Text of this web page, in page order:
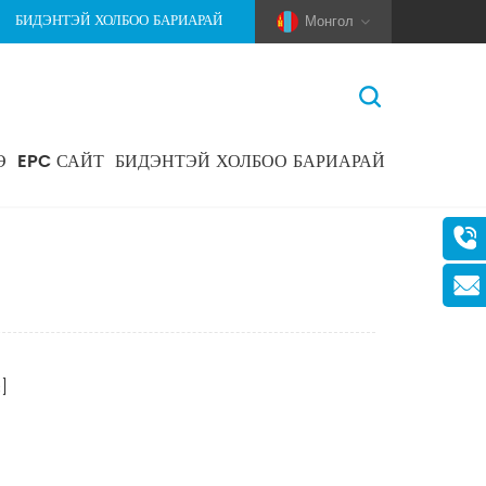
Монгол
БИДЭНТЭЙ ХОЛБОО БАРИАРАЙ
EPC САЙТ БИДЭНТЭЙ ХОЛБОО БАРИАРАЙ